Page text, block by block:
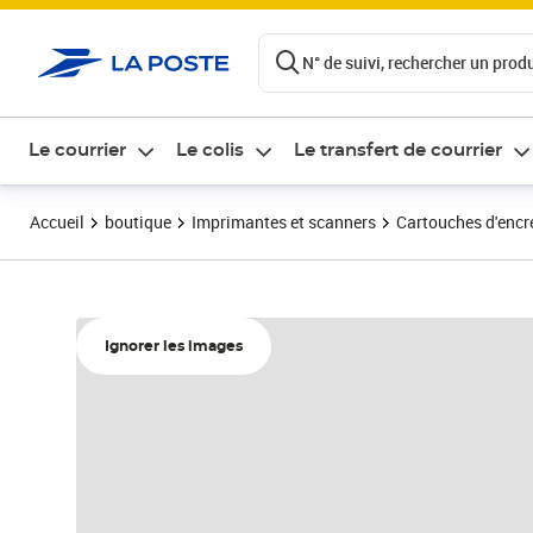
N° de suivi, rechercher un
Le courrier Le colis Le transfert de courrier
Accueil boutique Imprimantes et scanners Cartouches
Ignorer les images